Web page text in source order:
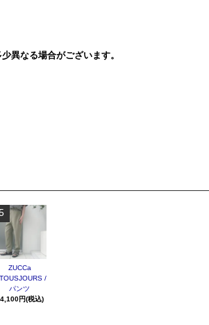
異なる場合がございます。
ZUCCa
/
パンツ
円(税込)